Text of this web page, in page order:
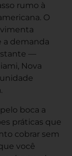
rumo à
O
a demanda
—
Nova
boca a
práticas que
cobrar sem
você